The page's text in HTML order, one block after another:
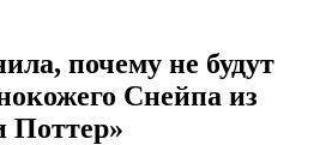
почему не будут
Снейпа из
Поттер»